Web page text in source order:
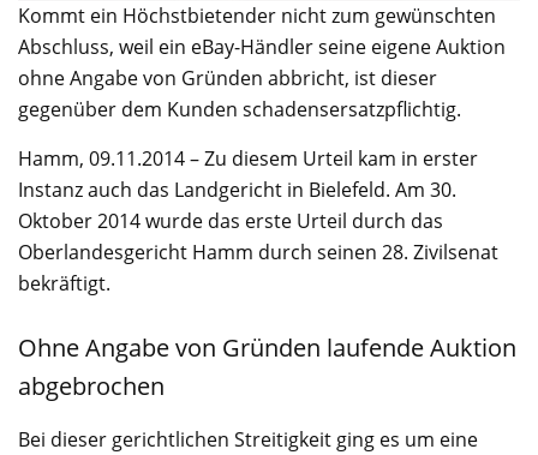
Kommt ein Höchstbietender nicht zum gewünschten
Abschluss, weil ein eBay-Händler seine eigene Auktion
ohne Angabe von Gründen abbricht, ist dieser
gegenüber dem Kunden schadensersatzpflichtig.
Hamm, 09.11.2014 – Zu diesem Urteil kam in erster
Instanz auch das Landgericht in Bielefeld. Am 30.
Oktober 2014 wurde das erste Urteil durch das
Oberlandesgericht Hamm durch seinen 28. Zivilsenat
bekräftigt.
Ohne Angabe von Gründen laufende Auktion
abgebrochen
Bei dieser gerichtlichen Streitigkeit ging es um eine